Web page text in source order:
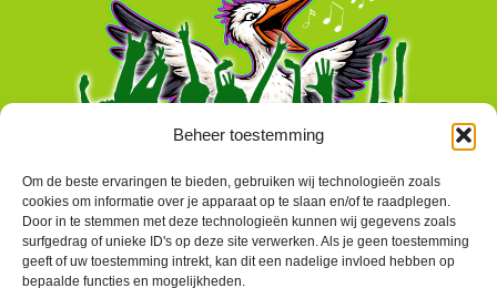
Beheer toestemming
Om de beste ervaringen te bieden, gebruiken wij technologieën zoals
cookies om informatie over je apparaat op te slaan en/of te raadplegen.
Door in te stemmen met deze technologieën kunnen wij gegevens zoals
surfgedrag of unieke ID's op deze site verwerken. Als je geen toestemming
geeft of uw toestemming intrekt, kan dit een nadelige invloed hebben op
bepaalde functies en mogelijkheden.